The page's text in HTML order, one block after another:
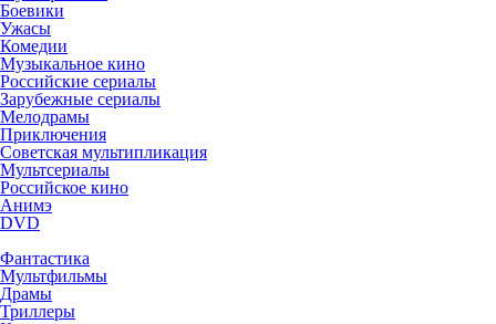
Боевики
Ужасы
Комедии
Музыкальное кино
Российские сериалы
Зарубежные сериалы
Мелодрамы
Приключения
Советская мультипликация
Мультсериалы
Российское кино
Анимэ
DVD
Фантастика
Мультфильмы
Драмы
Триллеры